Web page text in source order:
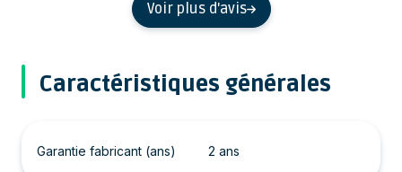
Voir plus d'avis
Caractéristiques générales
Garantie fabricant (ans) 2 ans